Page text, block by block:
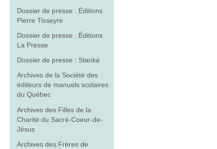
Dossier de presse : Éditions
Pierre Tisseyre
Dossier de presse : Éditions
La Presse
Dossier de presse : Stanké
Archives de la Société des
éditeurs de manuels scolaires
du Québec
Archives des Filles de la
Charité du Sacré-Coeur-de-
Jésus
Archives des Frères de